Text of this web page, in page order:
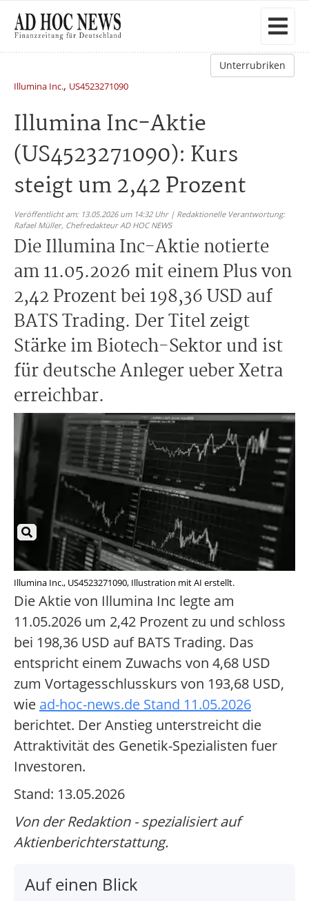
Unterrubriken
Illumina Inc., US4523271090
Illumina Inc-Aktie
(US4523271090): Kurs
steigt um 2,42 Prozent
Veröffentlicht am: 13.05.2026 um 14:32 Uhr | Redaktionelle Verantwortung:
Rafael Müller, Chefredakteur AD HOC NEWS
Die Illumina Inc-Aktie notierte
am 11.05.2026 mit einem Plus von
2,42 Prozent bei 198,36 USD auf
BATS Trading. Der Titel zeigt
Stärke im Biotech-Sektor und ist
für deutsche Anleger ueber Xetra
erreichbar.
Illumina Inc., US4523271090, Illustration mit AI erstellt.
Die Aktie von Illumina Inc legte am
11.05.2026 um 2,42 Prozent zu und schloss
bei 198,36 USD auf BATS Trading. Das
entspricht einem Zuwachs von 4,68 USD
zum Vortagesschlusskurs von 193,68 USD,
wie ad-hoc-news.de Stand 11.05.2026
berichtet. Der Anstieg unterstreicht die
Attraktivität des Genetik-Spezialisten fuer
Investoren.
Stand: 13.05.2026
Von der Redaktion - spezialisiert auf
Aktienberichterstattung.
Auf einen Blick